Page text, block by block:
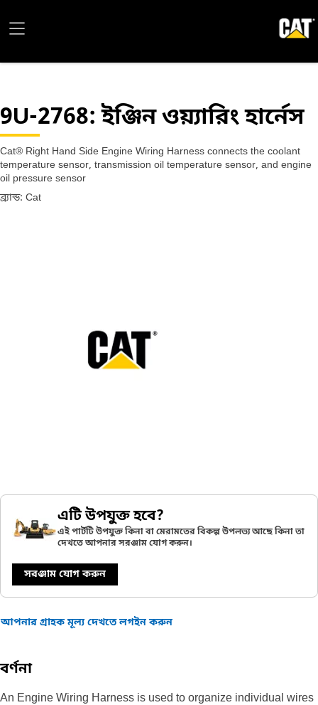
9U-2768: ইঞ্জিন ওয়্যারিং হার্নেস
Cat® Right Hand Side Engine Wiring Harness connects the coolant
temperature sensor, transmission oil temperature sensor, and engine
oil pressure sensor
ব্র্যান্ড: Cat
এটি উপযুক্ত হবে?
এই পার্টটি উপযুক্ত কিনা বা মেরামতের বিকল্প উপলভ্য আছে কিনা তা
দেখতে আপনার সরঞ্জাম যোগ করুন।
সরঞ্জাম যোগ করুন
আপনার গ্রাহক মূল্য দেখতে লগইন করুন
বর্ণনা
An Engine Wiring Harness is used to organize individual wires